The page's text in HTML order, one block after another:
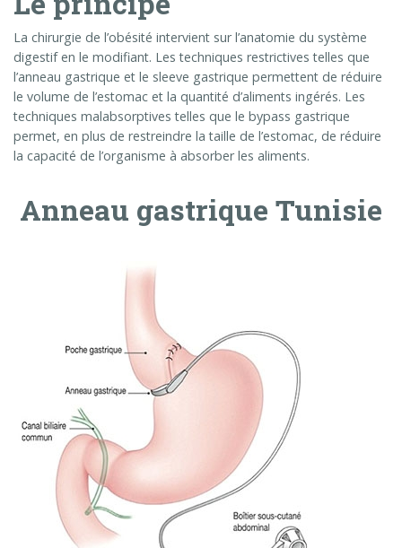
La chirurgie de l’obésité intervient sur l’anatomie du système
digestif en le modifiant. Les techniques restrictives telles que
l’anneau gastrique et le sleeve gastrique permettent de réduire
le volume de l’estomac et la quantité d’aliments ingérés. Les
techniques malabsorptives telles que le bypass gastrique
permet, en plus de restreindre la taille de l’estomac, de réduire
la capacité de l’organisme à absorber les aliments.
Anneau gastrique Tunisie